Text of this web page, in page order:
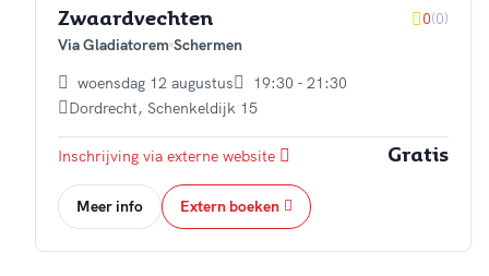
Zwaardvechten 0(0)
Via Gladiatorem Schermen
woensdag 12 augustus
19:30 - 21:30
Dordrecht, Schenkeldijk 15
Inschrijving via externe website Gratis
Meer info Extern boeken